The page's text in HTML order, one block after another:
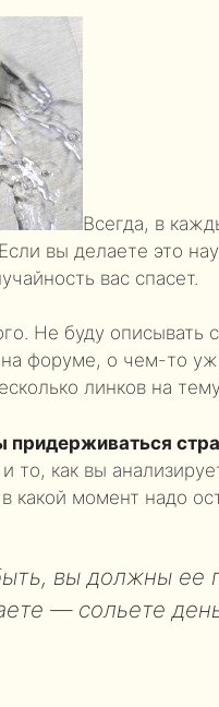
Всегда, в
вы делаете это
вас спасет.
Не буду описывать
форуме, о чем-то
линков на
то, как вы
какой момент надо
вы должны ее
— сольете